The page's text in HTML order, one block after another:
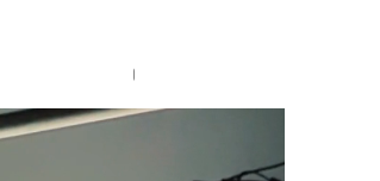
Godox AC para AD400 PRO II